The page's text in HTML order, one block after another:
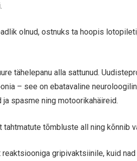
olnud, ostnuks ta hoopis
tähelepanu alla sattunud.
– see on ebatavaline
spasme ning motoorikahäireid.
tõmbluste all ning kõnnib
gripivaktsiinile, kuid